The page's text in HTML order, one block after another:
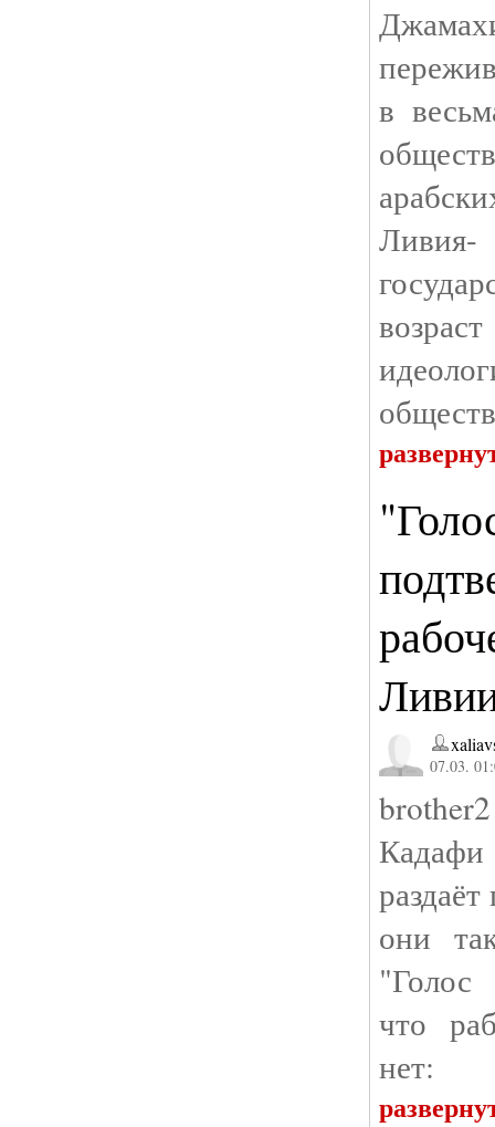
в
07.03.
они
"Голос
что
нет: